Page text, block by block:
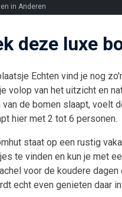
in Anderen
deze luxe
Echten vind je nog
volop van het uitzicht en
van de bomen slaapt, voelt
hier met 2 tot 6 personen.
staat op een rustig
te vinden en kun je met
voor de koudere
echt even genieten daar